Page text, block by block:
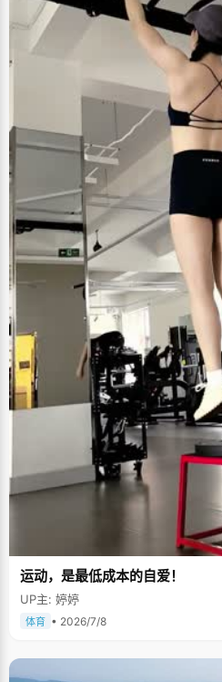
运动，是最低成本的自爱！
UP主: 婷婷
体育 • 2026/7/8